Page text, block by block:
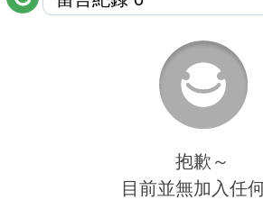
聯絡我們
抱歉～
目前並無加入任